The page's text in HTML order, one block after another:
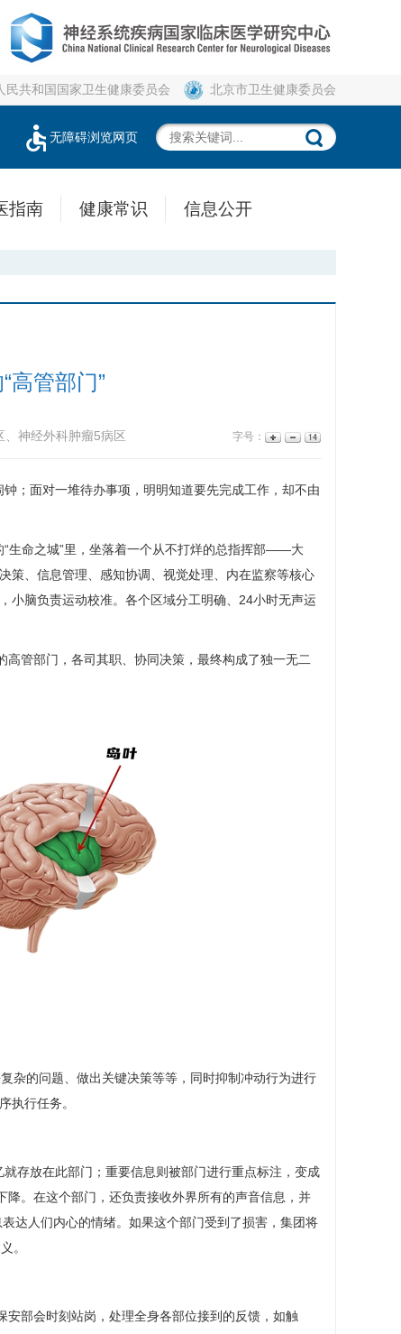
民共和国国家卫生健康委员会 北京市卫生健康委员会
无障碍浏览网页
指南 健康常识 信息公开
高管部门”
、神经外科肿瘤5病区 字号：
；面对一堆待办事项，明明知道要先完成工作，却不由
生命之城”里，坐落着一个从不打烊的总指挥部——大
策、信息管理、感知协调、视觉处理、内在监察等核心
小脑负责运动校准。各个区域分工明确、24小时无声运
管部门，各司其职、协同决策，最终构成了独一无二
杂的问题、做出关键决策等等，同时抑制冲动行为进行
执行任务。
存放在此部门；重要信息则被部门进行重点标注，变成
降。在这个部门，还负责接收外界所有的声音信息，并
达人们内心的情绪。如果这个部门受到了损害，集团将
。
部会时刻站岗，处理全身各部位接到的反馈，如触